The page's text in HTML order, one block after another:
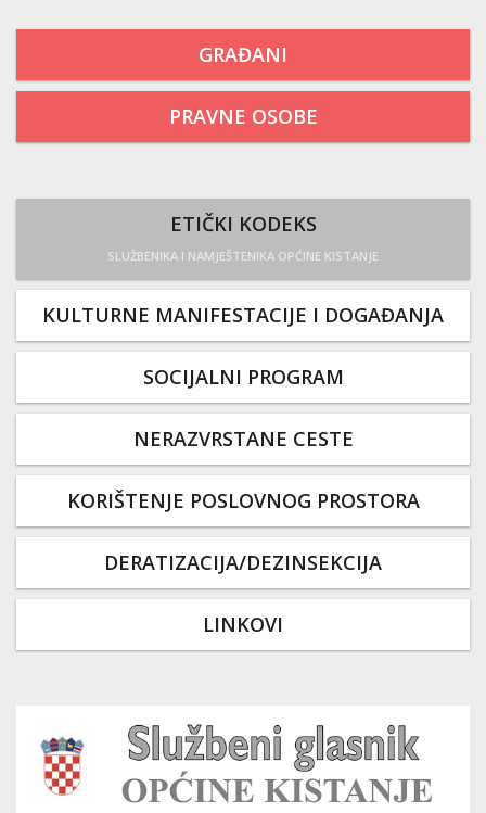
GRAĐANI
PRAVNE OSOBE
ETIČKI KODEKS
SLUŽBENIKA I NAMJEŠTENIKA OPĆINE KISTANJE
KULTURNE MANIFESTACIJE I DOGAĐANJA
SOCIJALNI PROGRAM
NERAZVRSTANE CESTE
KORIŠTENJE POSLOVNOG PROSTORA
DERATIZACIJA/DEZINSEKCIJA
LINKOVI